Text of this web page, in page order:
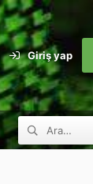
Giriş yap